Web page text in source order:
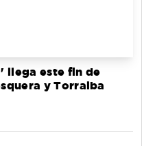
llega este fin de
y Torralba